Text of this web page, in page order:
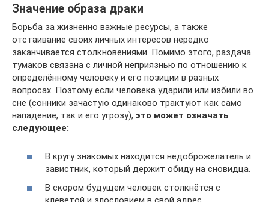
Значение образа драки
Борьба за жизненно важные ресурсы, а также
отстаивание своих личных интересов нередко
заканчивается столкновениями. Помимо этого, раздача
тумаков связана с личной неприязнью по отношению к
определённому человеку и его позиции в разных
вопросах. Поэтому если человека ударили или избили во
сне (сонники зачастую одинаково трактуют как само
нападение, так и его угрозу), это может означать
следующее:
В кругу знакомых находится недоброжелатель и
завистник, который держит обиду на сновидца.
В скором будущем человек столкнётся с